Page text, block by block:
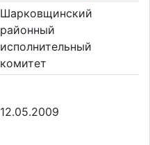
Шарковщинский
районный
исполнительный
комитет
12.05.2009